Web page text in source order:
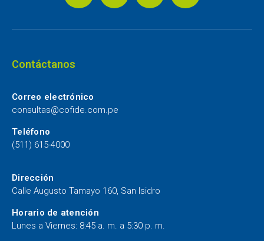
Contáctanos
Correo electrónico
consultas@cofide.com.pe
Teléfono
(511) 615-4000
Dirección
Calle Augusto Tamayo 160, San Isidro
Horario de atención
Lunes a Viernes: 8:45 a. m. a 5:30 p. m.